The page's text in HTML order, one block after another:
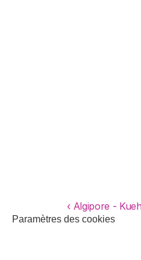
‹ Algipore -
Paramètres des cookies